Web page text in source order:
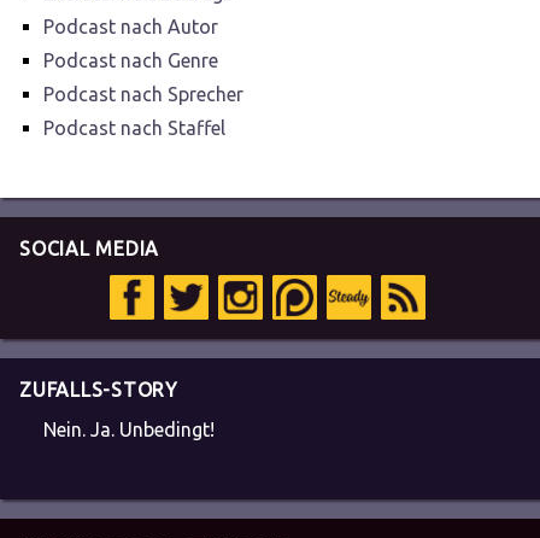
Podcast nach Autor
Podcast nach Genre
Podcast nach Sprecher
Podcast nach Staffel
SOCIAL MEDIA
ZUFALLS-STORY
Nein. Ja. Unbedingt!